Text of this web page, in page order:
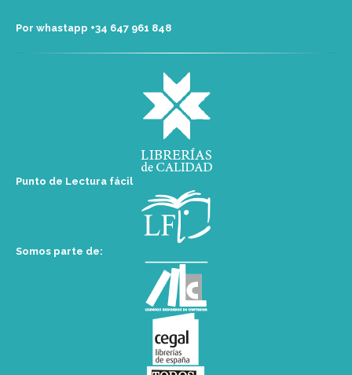
Por whastapp +34 ‭647 961 848‬
Punto de Lectura fácil
Somos parte de: